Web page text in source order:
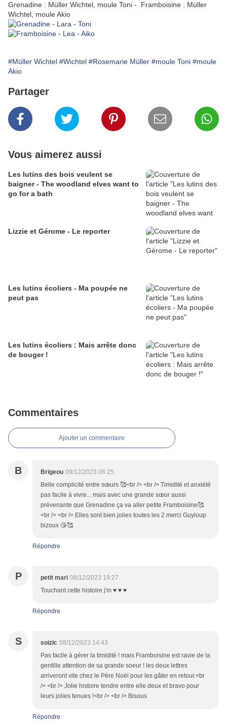
Grenadine : Müller Wichtel, moule Toni - Framboisine : Müller
Wichtel, moule Akio
#Müller Wichtel #Wichtel #Rosemarie Müller #moule Toni #moule
Akio
Partager
Vous aimerez aussi
Les lutins des bois veulent se
baigner - The woodland elves want to
go for a bath
Lizzie et Gérome - Le reporter
Les lutins écoliers - Ma poupée ne
peut pas
Les lutins écoliers : Mais arrête donc
de bouger !
Commentaires
Ajouter un commentaire
B Brigeou 09/12/2023 06:25
Belle complicité entre sœurs 🥰<br /> <br /> Timidité et anxiété
pas facile à vivre... mais avec une grande sœur aussi
prévenante que Grenadine ça va aller petite Framboisine🥰
<br /> <br /> Elles sont bien jolies toutes les 2 merci Guyloup
bizoux 😘🥰
Répondre
P petit mari 08/12/2023 19:27
Touchant cette histoire j'm ♥ ♥ ♥
Répondre
S soizic 08/12/2023 14:43
Pas facile à gérer la timidité ! mais Framboisine est ravie de la
gentille attention de sa grande soeur ! les deux lettres
arriveront vite chez le Père Noël pour les gâter en retour.<br
/> <br /> Jolie histoire tendre entre elle deux et bravo pour
leurs jolies tenues !<br /> <br /> Bisous
Répondre